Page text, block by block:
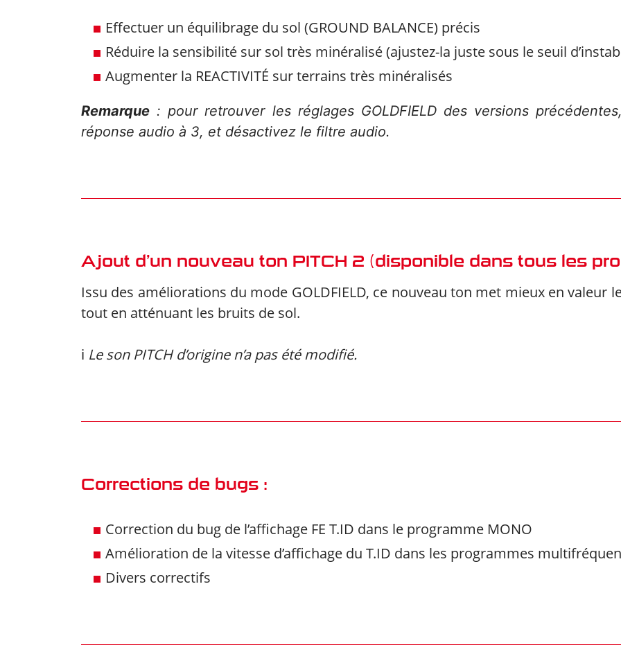
Effectuer un équilibrage du sol (GROUND BALANCE) précis
Réduire la sensibilité sur sol très minéralisé (ajustez-la juste sous le seuil
Augmenter la REACTIVITÉ sur terrains très minéralisés
Remarque : pour retrouver les réglages GOLDFIELD des versions
réponse audio à 3, et désactivez le filtre audio.
Ajout d’un nouveau ton PITCH 2 (disponible dans tous les
Issu des améliorations du mode GOLDFIELD, ce nouveau ton met mieux en valeur
tout en atténuant les bruits de sol.
ℹ️ Le son PITCH d’origine n’a pas été modifié.
Corrections de bugs :
Correction du bug de l’affichage FE T.ID dans le programme MONO
Amélioration de la vitesse d’affichage du T.ID dans les programmes
Divers correctifs